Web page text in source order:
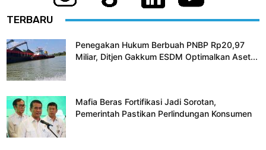
TERBARU
Penegakan Hukum Berbuah PNBP Rp20,97
Miliar, Ditjen Gakkum ESDM Optimalkan Aset...
Mafia Beras Fortifikasi Jadi Sorotan,
Pemerintah Pastikan Perlindungan Konsumen